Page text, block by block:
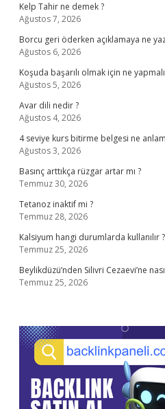
Kelp Tahir ne demek ?
Ağustos 7, 2026
Borcu geri öderken açıklamaya ne
Ağustos 6, 2026
Koşuda başarılı olmak için ne
Ağustos 5, 2026
Avar dili nedir ?
Ağustos 4, 2026
4 seviye kurs bitirme belgesi ne
Ağustos 3, 2026
Basınç arttıkça rüzgar artar mı ?
Temmuz 30, 2026
Tetanoz inaktif mi ?
Temmuz 28, 2026
Kalsiyum hangi durumlarda kullanılır ?
Temmuz 25, 2026
Beylikdüzü’nden Silivri Cezaevi’ne
Temmuz 25, 2026